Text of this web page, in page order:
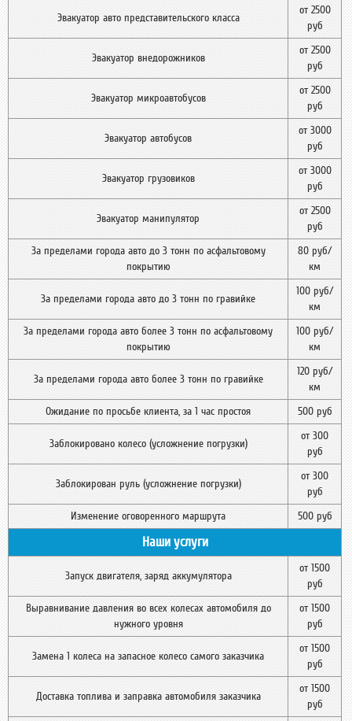
Эвакуатор авто представительского класса
от 2500
руб
Эвакуатор внедорожников
от 2500
руб
Эвакуатор микроавтобусов
от 2500
руб
Эвакуатор автобусов
от 3000
руб
Эвакуатор грузовиков
от 3000
руб
Эвакуатор манипулятор
от 2500
руб
За пределами города авто до 3 тонн по асфальтовому
покрытию
80 руб/
км
За пределами города авто до 3 тонн по гравийке
100 руб/
км
За пределами города авто более 3 тонн по асфальтовому
покрытию
100 руб/
км
За пределами города авто более 3 тонн по гравийке
120 руб/
км
Ожидание по просьбе клиента, за 1 час простоя
500 руб
Заблокировано колесо (усложнение погрузки)
от 300
руб
Заблокирован руль (усложнение погрузки)
от 300
руб
Изменение оговоренного маршрута
500 руб
Наши услуги
Запуск двигателя, заряд аккумулятора
от 1500
руб
Выравнивание давления во всех колесах автомобиля до
нужного уровня
от 1500
руб
Замена 1 колеса на запасное колесо самого заказчика
от 1500
руб
Доставка топлива и заправка автомобиля заказчика
от 1500
руб